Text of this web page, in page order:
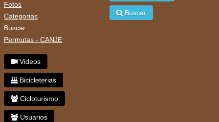
Fotos
Categorias
Buscar
Permutas - CANJE
Videos
Bicicleterias
Cicloturismo
Usuarios
Buscar